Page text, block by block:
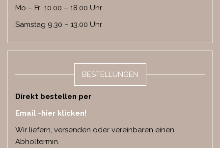
Mo – Fr 10.00 – 18.00 Uhr
Samstag 9.30 – 13.00 Uhr
BESTELLUNGEN
Direkt bestellen per
Email -hier klicken!
Wir liefern, versenden oder vereinbaren einen
Abholtermin.